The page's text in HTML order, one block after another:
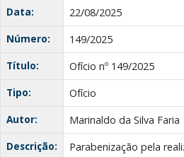
Data:
22/08/2025
Número:
149/2025
Título:
Ofício nº 149/2025
Tipo:
Ofício
Autor:
Marinaldo da Silva Faria
Descrição:
Parabenização pela